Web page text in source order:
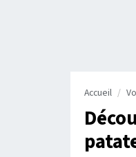
Accueil